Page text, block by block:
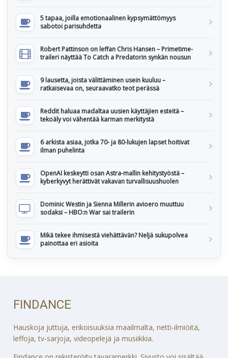
5 tapaa, joilla emotionaalinen kypsymättömyys
sabotoi parisuhdetta
Robert Pattinson on leffan Chris Hansen – Primetime-
traileri näyttää To Catch a Predatorin synkän nousun
9 lausetta, joista välittäminen usein kuuluu –
ratkaisevaa on, seuraavatko teot perässä
Reddit haluaa madaltaa uusien käyttäjien esteitä –
tekoäly voi vähentää karman merkitystä
6 arkista asiaa, jotka 70- ja 80-lukujen lapset hoitivat
ilman puhelinta
OpenAI keskeytti osan Astra-mallin kehitystyöstä –
kyberkyvyt herättivät vakavan turvallisuushuolen
Dominic Westin ja Sienna Millerin avioero muuttuu
sodaksi – HBO:n War sai trailerin
Mikä tekee ihmisestä viehättävän? Neljä sukupolvea
painottaa eri asioita
FINDANCE
Hauskoja juttuja, erikoisuuksia maailmalta, netti-ilmiöitä,
leffoja, tv-sarjoja, videopelejä ja musiikkia.